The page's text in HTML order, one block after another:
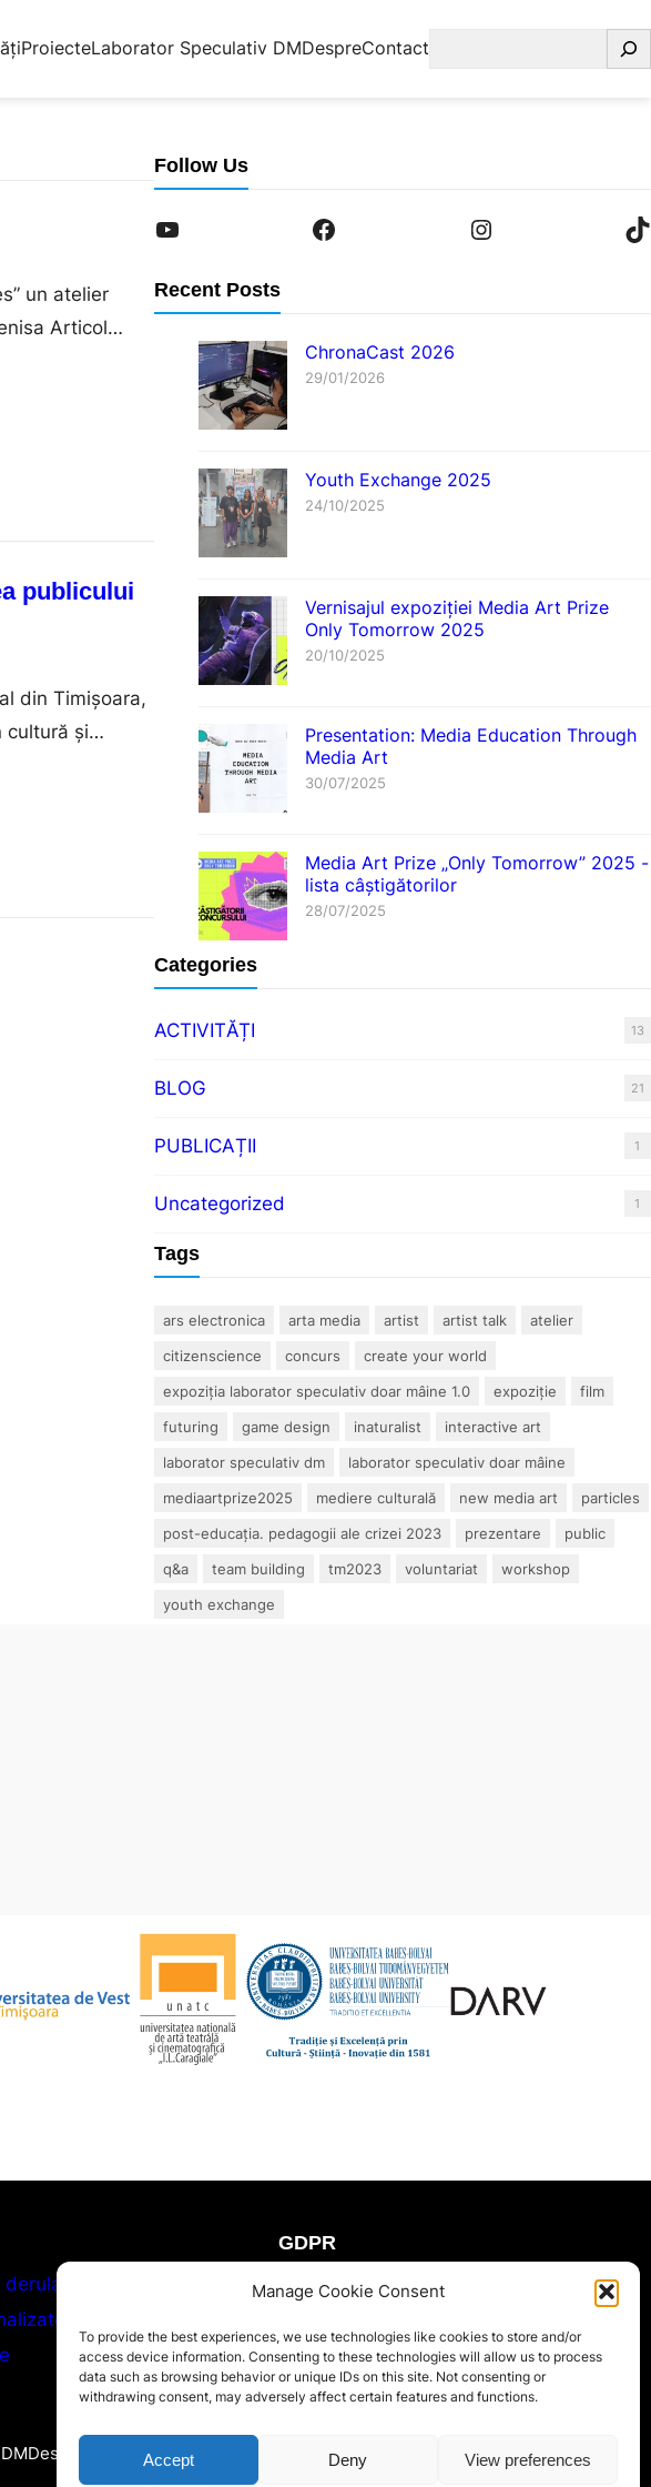
Manage Cookie Consent
To provide the best experiences, we use technologies like cookies to store and/or
access device information. Consenting to these technologies will allow us to process
data such as browsing behavior or unique IDs on this site. Not consenting or
withdrawing consent, may adversely affect certain features and functions.
Accept Deny View preferences
ProiecteLaborator Speculativ DMDespreContact
un atelier
Articol
activitatea la
mare
publicului
din Timișoara,
cultură și
și mediere
Follow Us
YouTube Facebook Instagram TikTok
Recent Posts
ChronaCast 2026
29/01/2026
Youth Exchange 2025
24/10/2025
Vernisajul expoziției Media Art Prize
Only Tomorrow 2025
20/10/2025
Presentation: Media Education Through
Media Art
30/07/2025
Media Art Prize „Only Tomorrow” 2025 -
lista câștigătorilor
28/07/2025
Categories
ACTIVITĂȚI 13
BLOG 21
PUBLICAȚII 1
Uncategorized 1
Tags
ars electronica arta media artist artist talk
atelier
citizenscience
concurs
create your world
expoziția laborator speculativ doar mâine 1.0
expoziție
film
futuring
game design inaturalist
interactive art
laborator speculativ dm
laborator speculativ doar mâine
mediaartprize2025
mediere culturală new media art
particles
post-educația. pedagogii ale crizei 2023
prezentare
public
q&a
team building tm2023 voluntariat
workshop
youth exchange
GDPR
Politica de confidențialitate
Termenii și condiții
Despre Contact